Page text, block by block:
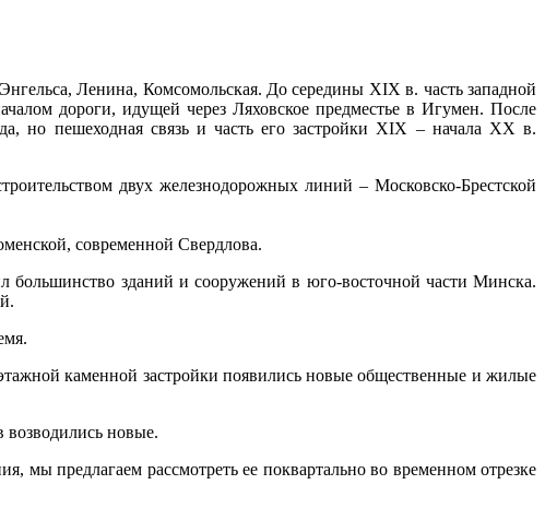
Ленина, Комсомольская. До середины XIX в. часть западной
дороги, идущей через Ляховское предместье в Игумен. После
но пешеходная связь и часть его застройки XIX – начала XX в.
двух железнодорожных линий – Московско-Брестской
современной Свердлова.
большинство зданий и сооружений в юго-восточной части Минска.
каменной застройки появились новые общественные и жилые
возводились новые.
мы предлагаем рассмотреть ее поквартально во временном отрезке